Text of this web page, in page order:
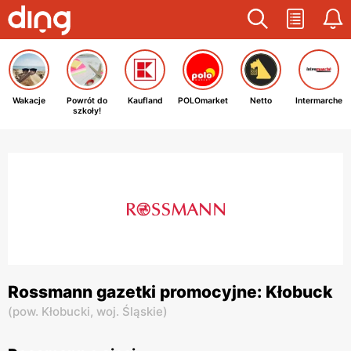
Wakacje
Powrót do
szkoły!
Kaufland POLOmarket Netto Intermarche
Rossmann gazetki promocyjne: Kłobuck
(pow. Kłobucki, woj. Śląskie)